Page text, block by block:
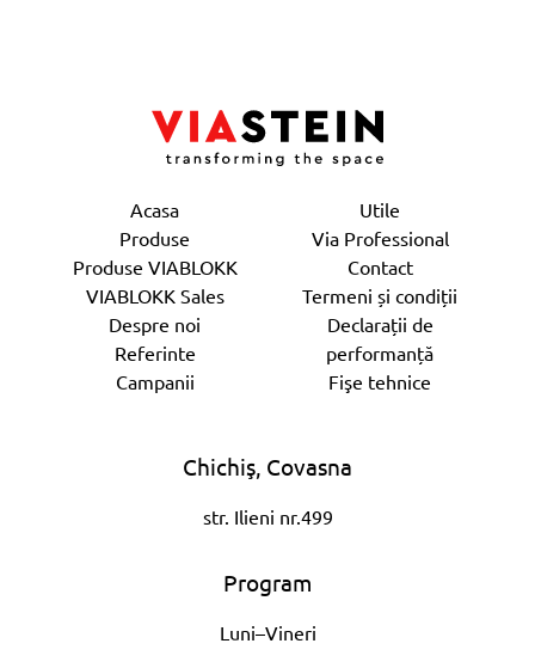
Acasa
Produse
Produse VIABLOKK
VIABLOKK Sales
Despre noi
Referinte
Campanii
Utile
Via Professional
Contact
Termeni și condiții
Declarații de
performanță
Fişe tehnice
Chichiş, Covasna
str. Ilieni nr.499
Program
Luni–Vineri